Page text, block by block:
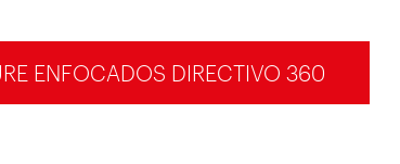
ENFOCADOS DIRECTIVO 360